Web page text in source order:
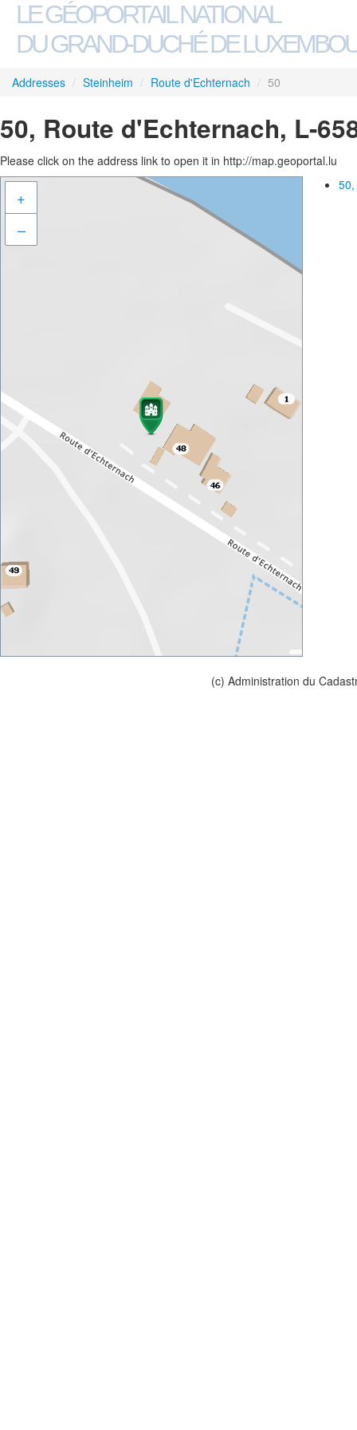
LE GÉOPORTAIL NATIONAL
DU GRAND-DUCHÉ DE
Addresses / Steinheim / Route d'Echternach / 50
50, Route d'Echternach, L-
Please click on the address link to open it in http://map.geoportal.lu
+
–
(c) Administration du